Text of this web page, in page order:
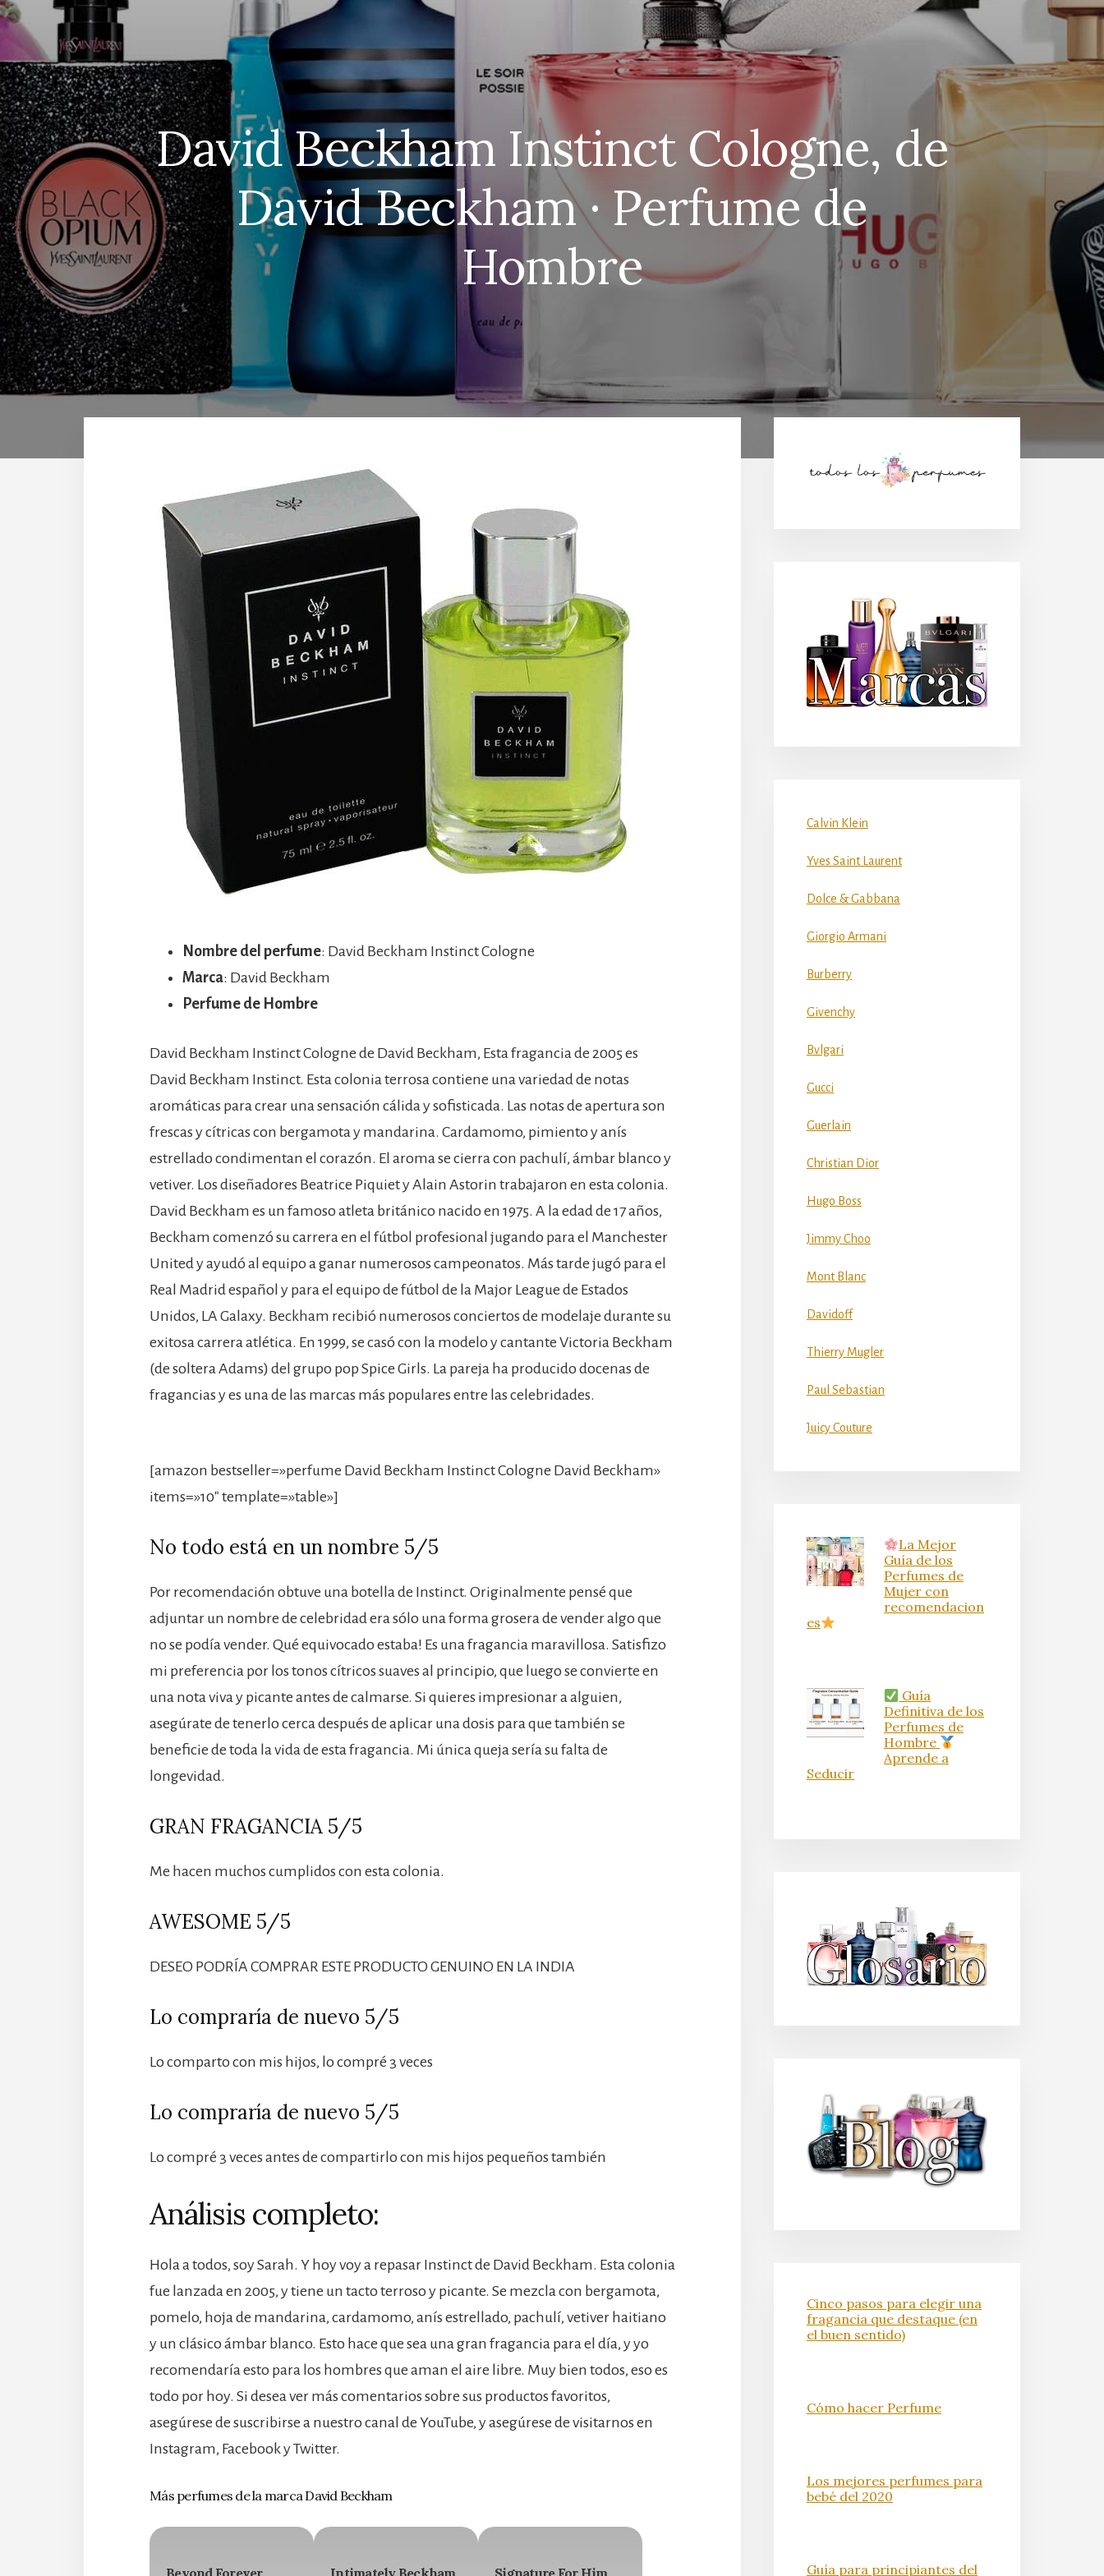
David Beckham Instinct Cologne, de
David Beckham · Perfume de
Hombre
Nombre del perfume: David Beckham Instinct Cologne
Marca: David Beckham
Perfume de Hombre
David Beckham Instinct Cologne de David Beckham, Esta fragancia de 2005 es
David Beckham Instinct. Esta colonia terrosa contiene una variedad de notas
aromáticas para crear una sensación cálida y sofisticada. Las notas de apertura son
frescas y cítricas con bergamota y mandarina. Cardamomo, pimiento y anís
estrellado condimentan el corazón. El aroma se cierra con pachulí, ámbar blanco y
vetiver. Los diseñadores Beatrice Piquiet y Alain Astorin trabajaron en esta colonia.
David Beckham es un famoso atleta británico nacido en 1975. A la edad de 17 años,
Beckham comenzó su carrera en el fútbol profesional jugando para el Manchester
United y ayudó al equipo a ganar numerosos campeonatos. Más tarde jugó para el
Real Madrid español y para el equipo de fútbol de la Major League de Estados
Unidos, LA Galaxy. Beckham recibió numerosos conciertos de modelaje durante su
exitosa carrera atlética. En 1999, se casó con la modelo y cantante Victoria Beckham
(de soltera Adams) del grupo pop Spice Girls. La pareja ha producido docenas de
fragancias y es una de las marcas más populares entre las celebridades.
[amazon bestseller=»perfume David Beckham Instinct Cologne David Beckham»
items=»10″ template=»table»]
No todo está en un nombre 5/5
Por recomendación obtuve una botella de Instinct. Originalmente pensé que
adjuntar un nombre de celebridad era sólo una forma grosera de vender algo que
no se podía vender. Qué equivocado estaba! Es una fragancia maravillosa. Satisfizo
mi preferencia por los tonos cítricos suaves al principio, que luego se convierte en
una nota viva y picante antes de calmarse. Si quieres impresionar a alguien,
asegúrate de tenerlo cerca después de aplicar una dosis para que también se
beneficie de toda la vida de esta fragancia. Mi única queja sería su falta de
longevidad.
GRAN FRAGANCIA 5/5
Me hacen muchos cumplidos con esta colonia.
AWESOME 5/5
DESEO PODRÍA COMPRAR ESTE PRODUCTO GENUINO EN LA INDIA
Lo compraría de nuevo 5/5
Lo comparto con mis hijos, lo compré 3 veces
Lo compraría de nuevo 5/5
Lo compré 3 veces antes de compartirlo con mis hijos pequeños también
Análisis completo:
Hola a todos, soy Sarah. Y hoy voy a repasar Instinct de David Beckham. Esta colonia
fue lanzada en 2005, y tiene un tacto terroso y picante. Se mezcla con bergamota,
pomelo, hoja de mandarina, cardamomo, anís estrellado, pachulí, vetiver haitiano
y un clásico ámbar blanco. Esto hace que sea una gran fragancia para el día, y yo
recomendaría esto para los hombres que aman el aire libre. Muy bien todos, eso es
todo por hoy. Si desea ver más comentarios sobre sus productos favoritos,
asegúrese de suscribirse a nuestro canal de YouTube, y asegúrese de visitarnos en
Instagram, Facebook y Twitter.
Más perfumes de la marca David Beckham
lateral
Calvin Klein
Yves Saint Laurent
Dolce & Gabbana
Giorgio Armani
Burberry
Givenchy
Bvlgari
Gucci
Guerlain
Christian Dior
Hugo Boss
Jimmy Choo
Mont Blanc
Davidoff
Thierry Mugler
Paul Sebastian
Juicy Couture
La Mejor
Guía de los
Perfumes de
Mujer con
recomendacion
es
Guía
Definitiva de los
Perfumes de
Hombre
Aprende a
Seducir
Cinco pasos para elegir una
fragancia que destaque (en
el buen sentido)
Cómo hacer Perfume
Los mejores perfumes para
bebé del 2020
Guía para principiantes del